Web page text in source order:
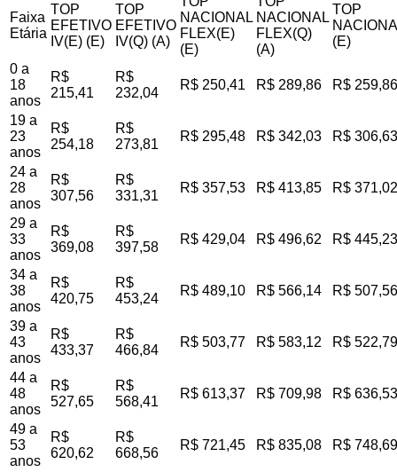
Faixa
Etária
TOP
EFETIVO
IV(E) (E)
TOP
EFETIVO
IV(Q) (A)
NACIONAL
FLEX(E)
(E)
NACIONAL
FLEX(Q)
(A)
TOP
(E)
0 a
18
anos
R$
215,41
R$
232,04
R$ 250,41 R$ 289,86 R$ 259,86
19 a
23
anos
R$
254,18
R$
273,81
R$ 295,48 R$ 342,03 R$ 306,63
24 a
28
anos
R$
307,56
R$
331,31
R$ 357,53 R$ 413,85 R$ 371,02
29 a
33
anos
R$
369,08
R$
397,58
R$ 429,04 R$ 496,62 R$ 445,23
34 a
38
anos
R$
420,75
R$
453,24
R$ 489,10 R$ 566,14 R$ 507,56
39 a
43
anos
R$
433,37
R$
466,84
R$ 503,77 R$ 583,12 R$ 522,79
44 a
48
anos
R$
527,65
R$
568,41
R$ 613,37 R$ 709,98 R$ 636,53
49 a
53
anos
R$
620,62
R$
668,56
R$ 721,45 R$ 835,08 R$ 748,69